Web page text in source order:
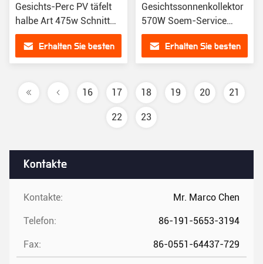
Kontakte
Kontakte: Mr. Marco Chen
Telefon: 86-191-5653-3194
Fax: 86-0551-64437-729
Gesichts-Perc PV täfelt
halbe Art 475w Schnitt
Tyoe N
Erhalten Sie besten
Gesichtssonnenkollektor
570W Soem-Service
Wind-Last PA-2400
Erhalten Sie besten
16 17 18 19 20 21
22 23